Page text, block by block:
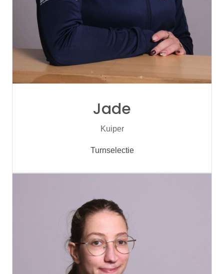
Jade
Kuiper
Turnselectie